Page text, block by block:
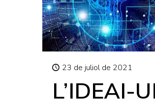
23 de juliol de 2021
L’IDEAI-